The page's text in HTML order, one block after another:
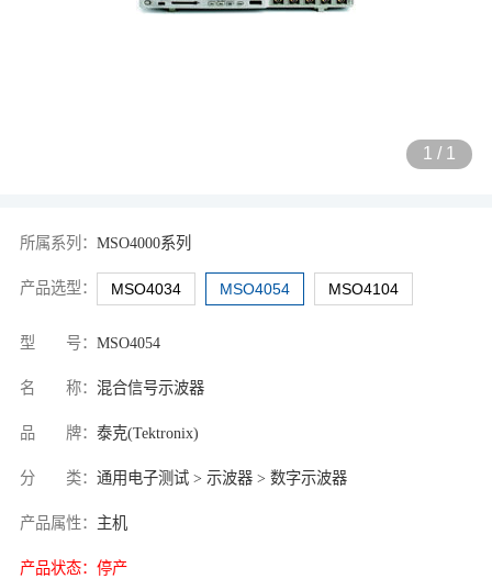
1 / 1
所属系列： MSO4000系列
产品选型： MSO4034 MSO4054 MSO4104
型 号： MSO4054
名 称： 混合信号示波器
品 牌： 泰克(Tektronix)
分 类： 通用电子测试 > 示波器 > 数字示波器
产品属性： 主机
产品状态： 停产